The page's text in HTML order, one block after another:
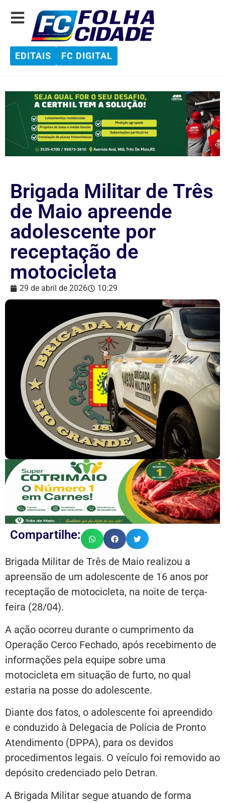
EDITAIS FC DIGITAL
Brigada Militar de Três
de Maio apreende
adolescente por
receptação de
motocicleta
29 de abril de 2026 10:29
Compartilhe:
Brigada Militar de Três de Maio realizou a
apreensão de um adolescente de 16 anos por
receptação de motocicleta, na noite de terça-
feira (28/04).
A ação ocorreu durante o cumprimento da
Operação Cerco Fechado, após recebimento de
informações pela equipe sobre uma
motocicleta em situação de furto, no qual
estaria na posse do adolescente.
Diante dos fatos, o adolescente foi apreendido
e conduzido à Delegacia de Polícia de Pronto
Atendimento (DPPA), para os devidos
procedimentos legais. O veículo foi removido ao
depósito credenciado pelo Detran.
A Brigada Militar segue atuando de forma